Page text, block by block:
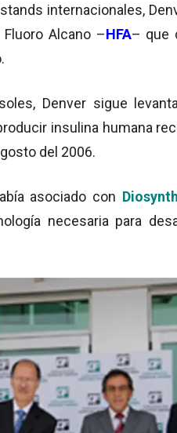
internacionales,
Alcano –HFA– que
Denver sigue
insulina humana
del 2006.
asociado con Diosynth
necesaria para